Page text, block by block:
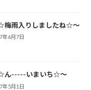
梅雨入りしましたね☆～
年6月7日
ん-----いまいち☆～
年5月1日